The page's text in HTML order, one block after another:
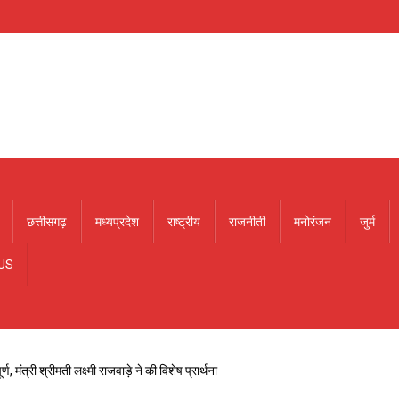
छत्तीसगढ़ मध्यप्रदेश राष्ट्रीय राजनीती मनोरंजन जुर्म
मंत्री श्रीमती लक्ष्मी राजवाड़े ने की विशेष प्रार्थना